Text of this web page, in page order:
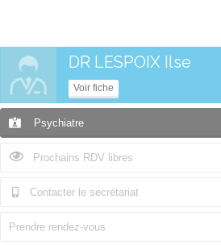
DR LESPOIX Ilse
Voir fiche
Psychiatre
Prochains RDV libres
Contacter le secrétariat
Prendre rendez-vous